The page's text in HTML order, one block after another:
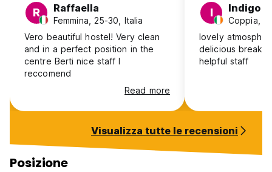
R Raffaella
Femmina, 25-30, Italia
Vero beautiful hostel! Very clean
and in a perfect position in the
centre Berti nice staff I
reccomend
Read more
I Indigo
Coppia,
lovely
delicious
helpful staff
Visualizza tutte le recensioni
Posizione